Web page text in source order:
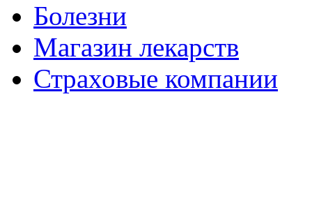
Болезни
Магазин лекарств
Страховые компании